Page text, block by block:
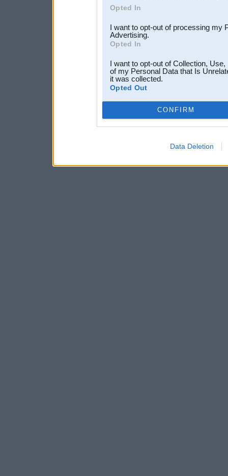
Opted In
I want to opt-out of processing my
Advertising.
Opted In
I want to opt-out of Collection,
of my Personal Data that Is
it was collected.
Opted Out
CONFIRM
Data Deletion